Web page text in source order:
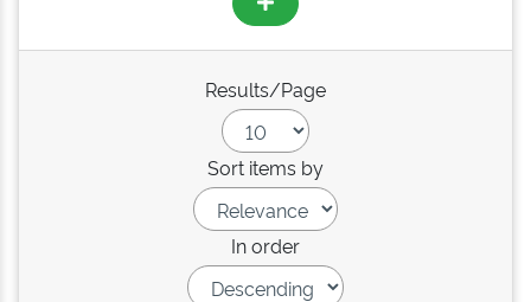
Results/Page
Sort items by
In order